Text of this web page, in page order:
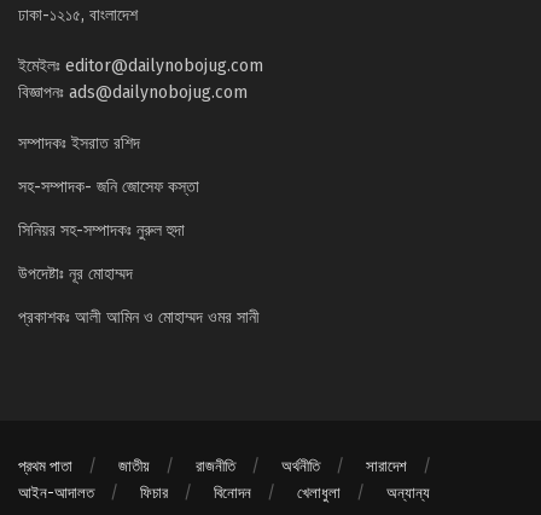
ঢাকা-১২১৫, বাংলাদেশ
ইমেইলঃ editor@dailynobojug.com
বিজ্ঞাপনঃ ads@dailynobojug.com
সম্পাদকঃ ইসরাত রশিদ
সহ-সম্পাদক- জনি জোসেফ কস্তা
সিনিয়র সহ-সম্পাদকঃ নুরুল হুদা
উপদেষ্টাঃ নূর মোহাম্মদ
প্রকাশকঃ আলী আমিন ও মোহাম্মদ ওমর সানী
প্রথম পাতা জাতীয় রাজনীতি অর্থনীতি
সারাদেশ
আইন-আদালত
ফিচার বিনোদন খেলাধুলা অন্যান্য